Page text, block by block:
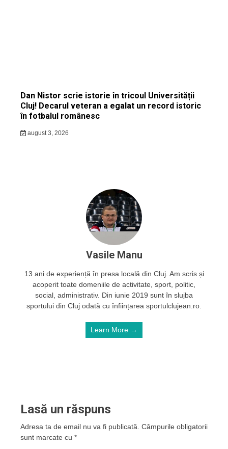
Dan Nistor scrie istorie în tricoul Universității
Cluj! Decarul veteran a egalat un record istoric
în fotbalul românesc
august 3, 2026
Vasile Manu
13 ani de experiență în presa locală din Cluj. Am scris și
acoperit toate domeniile de activitate, sport, politic,
social, administrativ. Din iunie 2019 sunt în slujba
sportului din Cluj odată cu înființarea sportulclujean.ro.
Learn More →
Lasă un răspuns
Adresa ta de email nu va fi publicată. Câmpurile obligatorii
sunt marcate cu *